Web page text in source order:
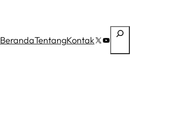
BerandaTentangKontakX YouTube
Cari